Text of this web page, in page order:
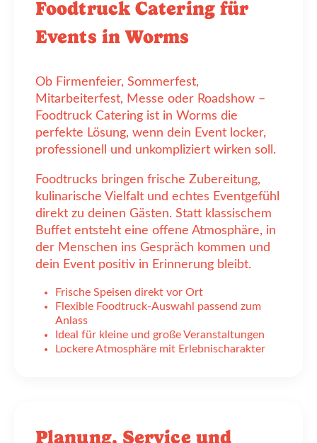
Foodtruck Catering für
Events in Worms
Ob Firmenfeier, Sommerfest,
Mitarbeiterfest, Messe oder Roadshow –
Foodtruck Catering ist in Worms die
perfekte Lösung, wenn dein Event locker,
professionell und unkompliziert wirken soll.
Foodtrucks bringen frische Zubereitung,
kulinarische Vielfalt und echtes Eventgefühl
direkt zu deinen Gästen. Statt klassischem
Buffet entsteht eine offene Atmosphäre, in
der Menschen ins Gespräch kommen und
dein Event positiv in Erinnerung bleibt.
Frische Speisen direkt vor Ort
Flexible Foodtruck-Auswahl passend zum
Anlass
Ideal für kleine und große Veranstaltungen
Lockere Atmosphäre mit Erlebnischarakter
Planung, Service und